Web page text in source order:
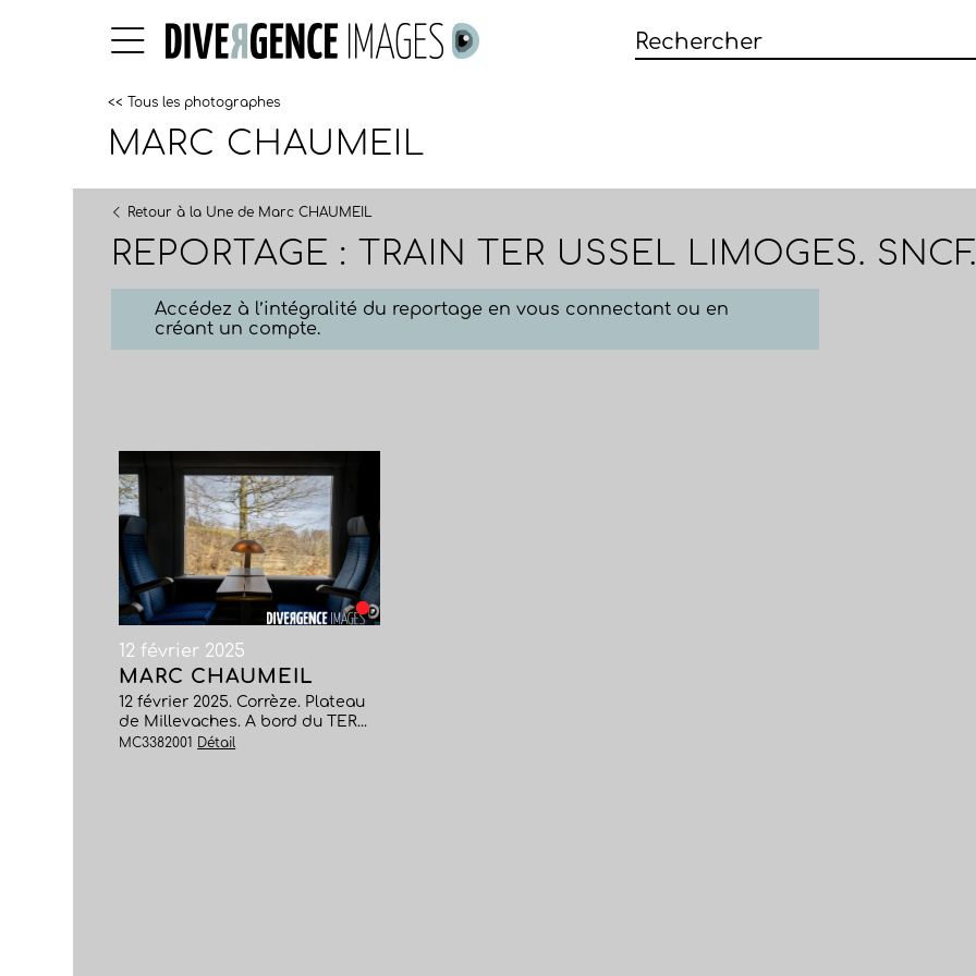
<< Tous les photographes
MARC CHAUMEIL
Retour à la Une de Marc CHAUMEIL
REPORTAGE : TRAIN TER USSEL LIMOGES. SNCF.
Accédez à l’intégralité du reportage en vous connectant ou en
créant un compte.
12 février 2025
MARC CHAUMEIL
12 février 2025. Corrèze. Plateau
de Millevaches. A bord du TER...
MC3382001 Détail